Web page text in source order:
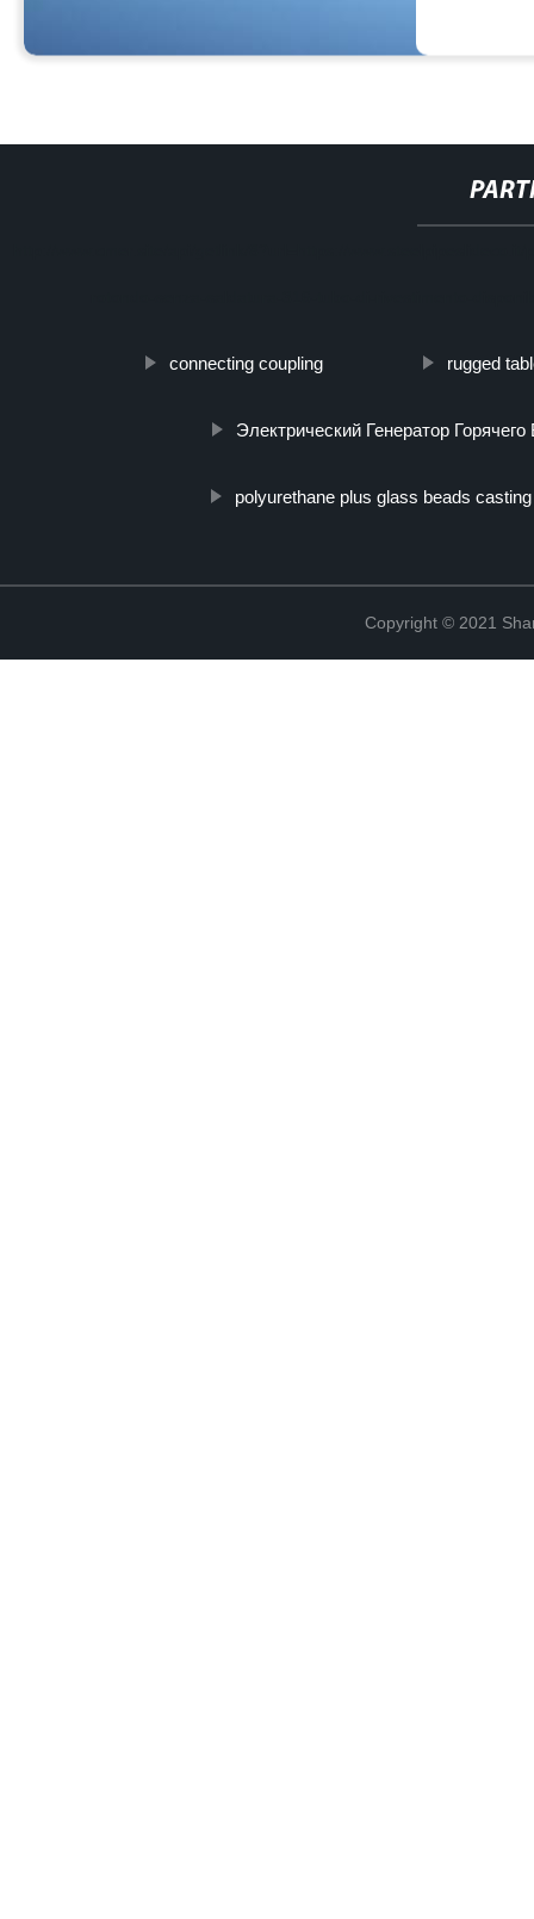
connecting coupling rugged
Электрический Генератор Горячего
polyurethane plus glass beads
Copyright © 2021